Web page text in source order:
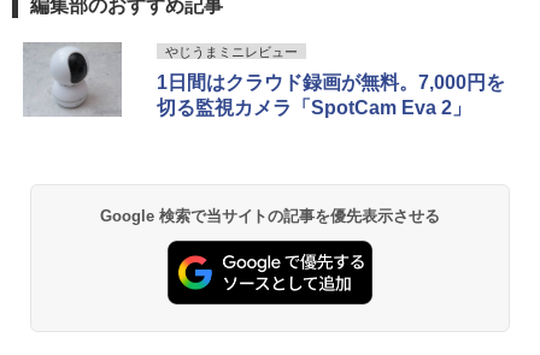
編集部のおすすめ記事
やじうまミニレビュー
1日間はクラウド録画が無料。7,000円を
切る監視カメラ「SpotCam Eva 2」
Google 検索で当サイトの記事を優先表示させる